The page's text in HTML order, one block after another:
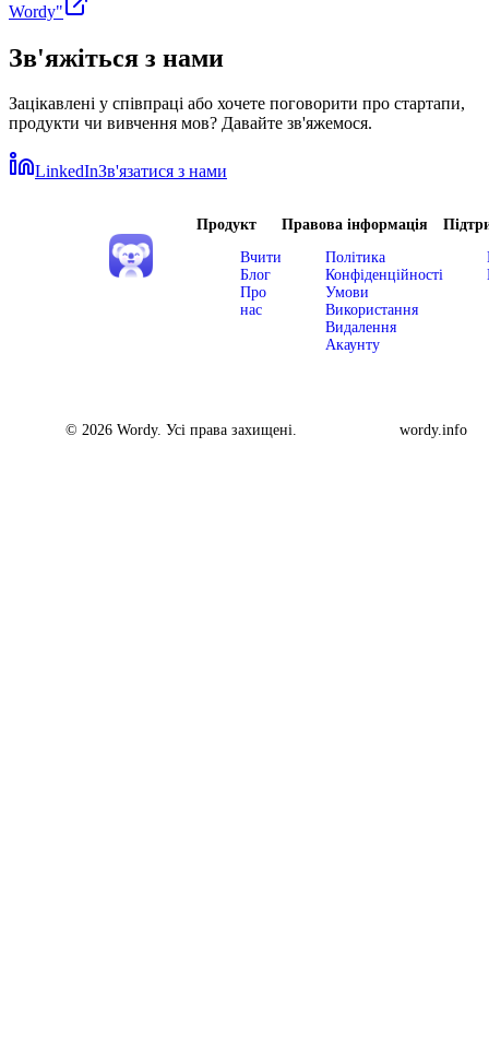
Wordy"
Зв'яжіться з нами
Зацікавлені у співпраці або хочете поговорити про стартапи,
продукти чи вивчення мов? Давайте зв'яжемося.
LinkedInЗв'язатися з нами
Продукт
Вчити
Блог
Про
нас
Правова інформація
Політика
Конфіденційності
Умови
Використання
Видалення
Акаунту
© 2026 Wordy. Усі права захищені. wordy.info